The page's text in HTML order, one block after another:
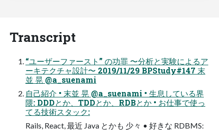
Transcript
“ユーザーファースト” の功罪 〜分析と実験によるア
ーキテクチャ設計〜 2019/11/29 BPStudy#147 末
並 晃 @a_suenami
自己紹介 • 末並 晃 @a_suenami • 生息している界
隈: DDDとか、TDDとか、RDBとか • お仕事で使っ
てる技術スタック:
Rails, React, 最近 Java とかも 少々 • 好きな RDBMS: